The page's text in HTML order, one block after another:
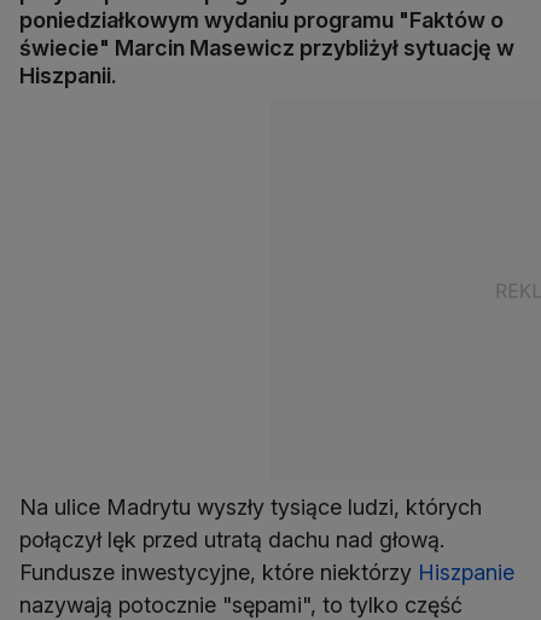
poniedziałkowym wydaniu programu "Faktów o
świecie" Marcin Masewicz przybliżył sytuację w
Hiszpanii.
Na ulice Madrytu wyszły tysiące ludzi, których
połączył lęk przed utratą dachu nad głową.
Fundusze inwestycyjne, które niektórzy Hiszpanie
nazywają potocznie "sępami", to tylko część